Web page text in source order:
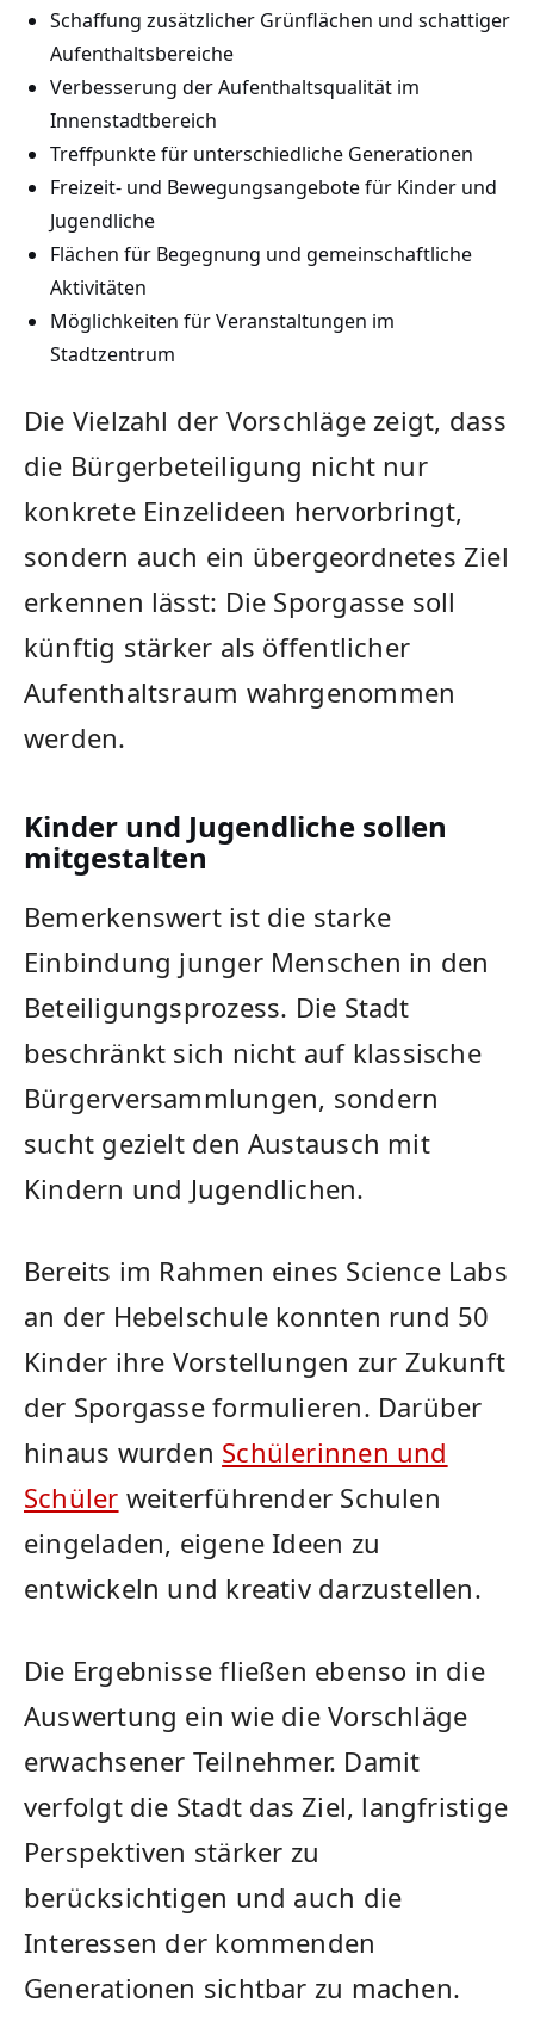
Schaffung zusätzlicher Grünflächen und schattiger
Aufenthaltsbereiche
Verbesserung der Aufenthaltsqualität im
Innenstadtbereich
Treffpunkte für unterschiedliche Generationen
Freizeit- und Bewegungsangebote für Kinder und
Jugendliche
Flächen für Begegnung und gemeinschaftliche
Aktivitäten
Möglichkeiten für Veranstaltungen im
Stadtzentrum
Die Vielzahl der Vorschläge zeigt, dass
die Bürgerbeteiligung nicht nur
konkrete Einzelideen hervorbringt,
sondern auch ein übergeordnetes Ziel
erkennen lässt: Die Sporgasse soll
künftig stärker als öffentlicher
Aufenthaltsraum wahrgenommen
werden.
Kinder und Jugendliche sollen
mitgestalten
Bemerkenswert ist die starke
Einbindung junger Menschen in den
Beteiligungsprozess. Die Stadt
beschränkt sich nicht auf klassische
Bürgerversammlungen, sondern
sucht gezielt den Austausch mit
Kindern und Jugendlichen.
Bereits im Rahmen eines Science Labs
an der Hebelschule konnten rund 50
Kinder ihre Vorstellungen zur Zukunft
der Sporgasse formulieren. Darüber
hinaus wurden Schülerinnen und
Schüler weiterführender Schulen
eingeladen, eigene Ideen zu
entwickeln und kreativ darzustellen.
Die Ergebnisse fließen ebenso in die
Auswertung ein wie die Vorschläge
erwachsener Teilnehmer. Damit
verfolgt die Stadt das Ziel, langfristige
Perspektiven stärker zu
berücksichtigen und auch die
Interessen der kommenden
Generationen sichtbar zu machen.